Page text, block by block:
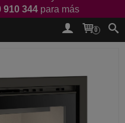
910 344 para más
0